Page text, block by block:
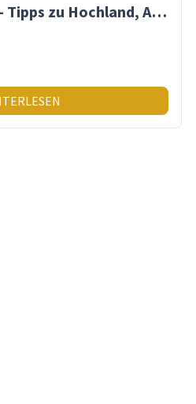
Peru Reiseführer – Tipps zu Hochland, Amazonas & Inka-Erbe